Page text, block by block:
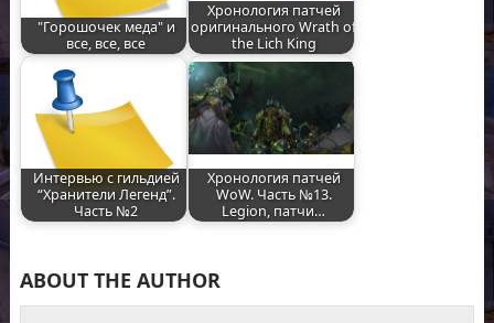
"Горошочек меда" и
все, все, все
Хронология патчей
оригинального Wrath of
the Lich King
Интервью с гильдией
“Хранители Легенд”.
Часть №2
Хронология патчей
WoW. Часть №13.
Legion, патчи…
ABOUT THE AUTHOR